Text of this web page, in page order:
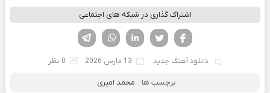
اشتراک گذاری در شبکه های اجتماعی
لینکدین تویتر
فیسوک
دانلود آهنگ جدید 13 مارس 2026 0 نظر
برچسب ها : محمد امیری